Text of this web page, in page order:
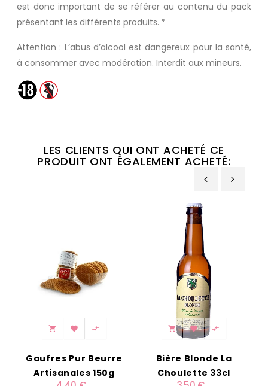
est donc important de se référer au contenu du pack
présentant les différents produits. *
Attention : L’abus d’alcool est dangereux pour la santé,
à consommer avec modération. Interdit aux mineurs.
LES CLIENTS QUI ONT ACHETÉ CE
PRODUIT ONT ÉGALEMENT ACHETÉ:
  
Gaufres Pur Beurre
Artisanales 150g
  
Bière Blonde La
Choulette 33cl